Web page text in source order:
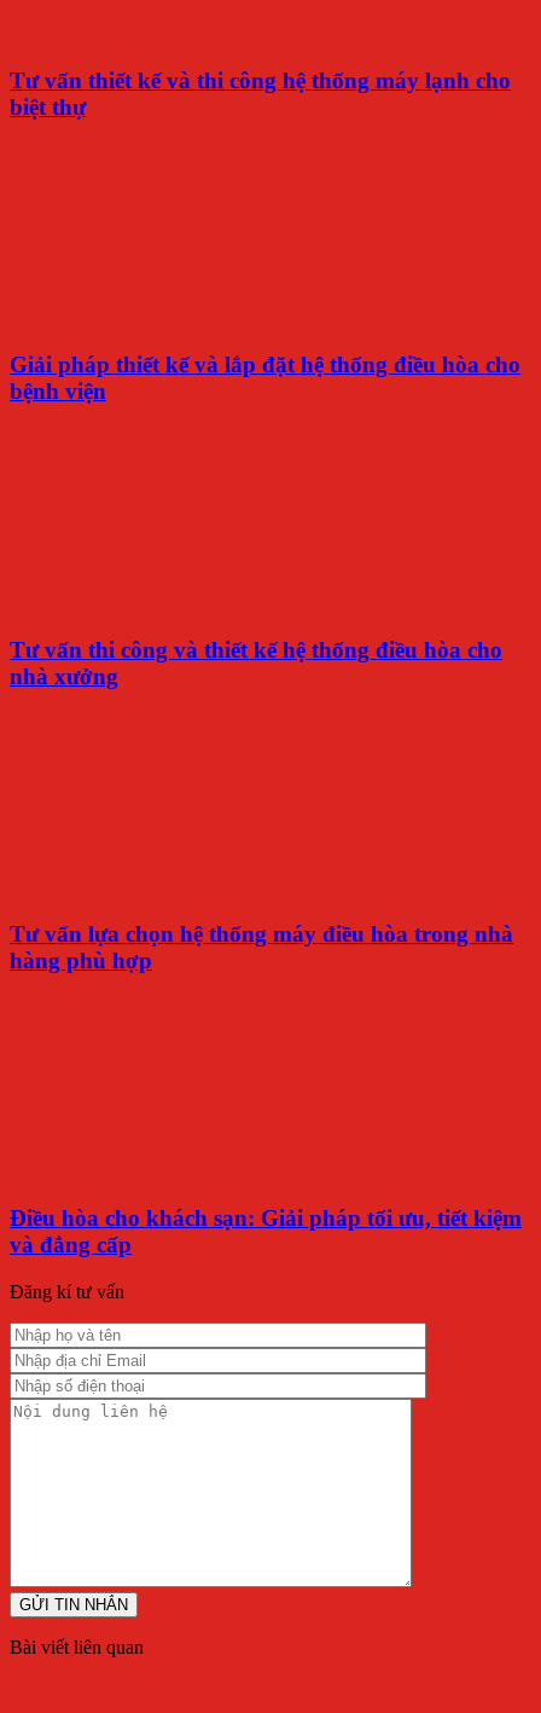
Tư vấn thiết kế và thi công hệ thống máy lạnh cho
biệt thự
Giải pháp thiết kế và lắp đặt hệ thống điều hòa cho
bệnh viện
Tư vấn thi công và thiết kế hệ thống điều hòa cho
nhà xưởng
Tư vấn lựa chọn hệ thống máy điều hòa trong nhà
hàng phù hợp
Điều hòa cho khách sạn: Giải pháp tối ưu, tiết kiệm
và đẳng cấp
Đăng kí tư vấn
Bài viết liên quan